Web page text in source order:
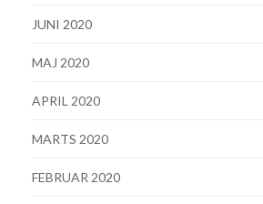
JUNI 2020
MAJ 2020
APRIL 2020
MARTS 2020
FEBRUAR 2020